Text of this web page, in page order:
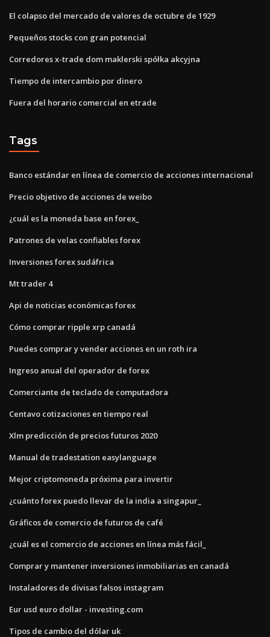
El colapso del mercado de valores de octubre de 1929
Pequeños stocks con gran potencial
Corredores x-trade dom maklerski spółka akcyjna
Tiempo de intercambio por dinero
Fuera del horario comercial en etrade
Tags
Banco estándar en línea de comercio de acciones internacional
Precio objetivo de acciones de weibo
¿cuál es la moneda base en forex_
Patrones de velas confiables forex
Inversiones forex sudáfrica
Mt trader 4
Api de noticias económicas forex
Cómo comprar ripple xrp canadá
Puedes comprar y vender acciones en un roth ira
Ingreso anual del operador de forex
Comerciante de teclado de computadora
Centavo cotizaciones en tiempo real
Xlm predicción de precios futuros 2020
Manual de tradestation easylanguage
Mejor criptomoneda próxima para invertir
¿cuánto forex puedo llevar de la india a singapur_
Gráficos de comercio de futuros de café
¿cuál es el comercio de acciones en línea más fácil_
Comprar y mantener inversiones inmobiliarias en canadá
Instaladores de divisas falsos instagram
Eur usd euro dollar - investing.com
Tipos de cambio del dólar uk